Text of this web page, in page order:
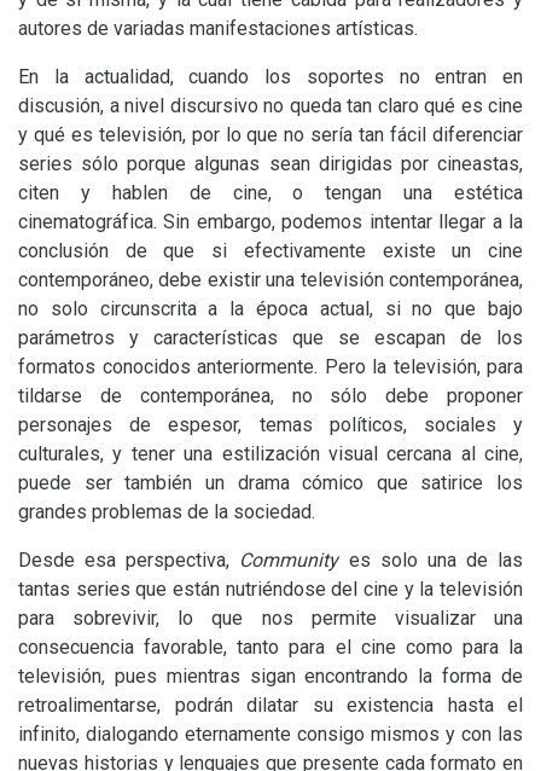
autores de variadas manifestaciones artísticas.
En la actualidad, cuando los soportes no entran en
discusión, a nivel discursivo no queda tan claro qué es cine
y qué es televisión, por lo que no sería tan fácil diferenciar
series sólo porque algunas sean dirigidas por cineastas,
citen y hablen de cine, o tengan una estética
cinematográfica. Sin embargo, podemos intentar llegar a la
conclusión de que si efectivamente existe un cine
contemporáneo, debe existir una televisión contemporánea,
no solo circunscrita a la época actual, si no que bajo
parámetros y características que se escapan de los
formatos conocidos anteriormente. Pero la televisión, para
tildarse de contemporánea, no sólo debe proponer
personajes de espesor, temas políticos, sociales y
culturales, y tener una estilización visual cercana al cine,
puede ser también un drama cómico que satirice los
grandes problemas de la sociedad.
Desde esa perspectiva, Communityes solo una de las
tantas series que están nutriéndose del cine y la televisión
para sobrevivir, lo que nos permite visualizar una
consecuencia favorable, tanto para el cine como para la
televisión, pues mientras sigan encontrando la forma de
retroalimentarse, podrán dilatar su existencia hasta el
infinito, dialogando eternamente consigo mismos y con las
nuevas historias y lenguajes que presente cada formato en